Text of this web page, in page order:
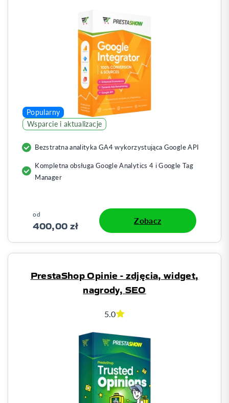
Wsparcie i aktualizacje
Popularny
Bezstratna analityka GA4 wykorzystująca Google API
Kompletna obsługa Google Analytics 4 i Google Tag
Manager
od
400,00 zł Zobacz
PrestaShop Opinie - zdjęcia, widget,
nagrody, SEO
5.0